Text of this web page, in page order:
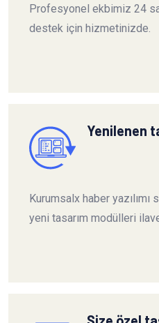
Profesyonel ekbimiz 24
destek için hizmetinizde.
Yenilenen
Kurumsalx haber yazılımı
yeni tasarım modülleri